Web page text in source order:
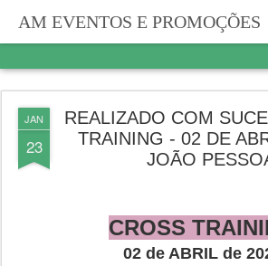
AM EVENTOS E PROMOÇÕES
JAN
23
REALIZADO COM
TRAINING - 02 DE
JOÃO
CROSS
02 de ABRIL de